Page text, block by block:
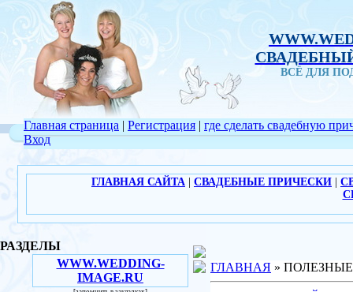
ВСЁ ДЛЯ
Главная страница | Регистрация |
Вход
где сделать свадебную
ГЛАВНАЯ САЙТА СВАДЕБНЫЕ ПРИЧЕСКИ
РАЗДЕЛЫ
WWW.WEDDING-
IMAGE.RU
ГЛАВНАЯ »